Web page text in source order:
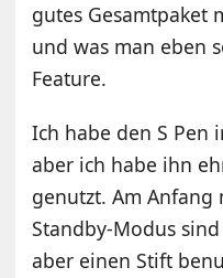
gutes Gesamtpaket
und was man eben
Feature.
Ich habe den S Pen
aber ich habe ihn
genutzt. Am
Standby-Modus
aber einen Stift